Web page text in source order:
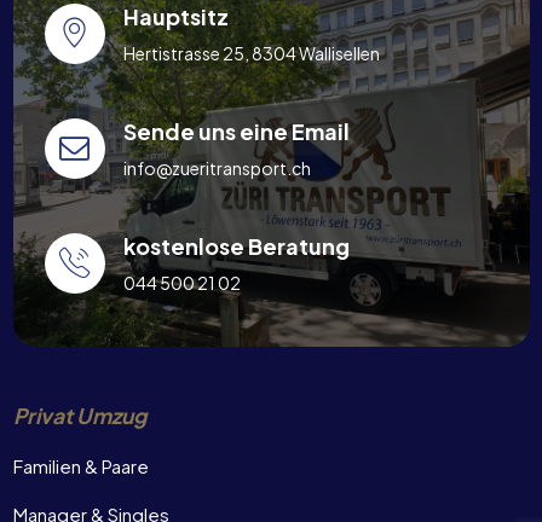
Hauptsitz
Hertistrasse 25, 8304 Wallisellen
Sende uns eine Email
info@zueritransport.ch
kostenlose Beratung
044 500 21 02
Privat Umzug
Familien & Paare
Manager & Singles